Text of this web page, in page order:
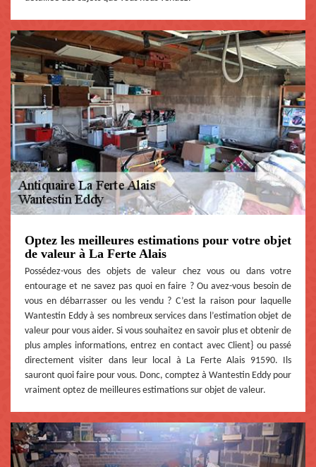
Optez les meilleures estimations pour votre objet
de valeur à La Ferte Alais
Possédez-vous des objets de valeur chez vous ou dans votre
entourage et ne savez pas quoi en faire ? Ou avez-vous besoin de
vous en débarrasser ou les vendu ? C’est la raison pour laquelle
Wantestin Eddy à ses nombreux services dans l’estimation objet de
valeur pour vous aider. Si vous souhaitez en savoir plus et obtenir de
plus amples informations, entrez en contact avec Client} ou passé
directement visiter dans leur local à La Ferte Alais 91590. Ils
sauront quoi faire pour vous. Donc, comptez à Wantestin Eddy pour
vraiment optez de meilleures estimations sur objet de valeur.